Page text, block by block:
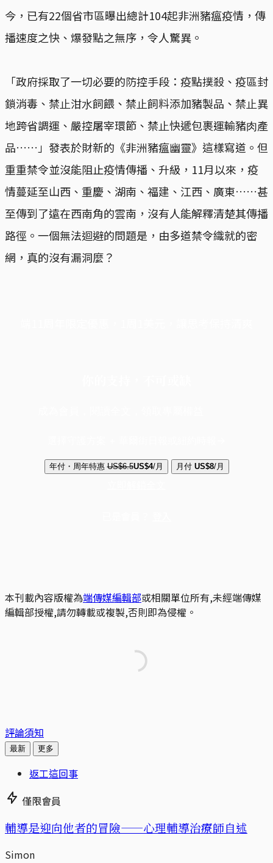
今，已有22個省市區曝出總計104起非洲豬瘟疫情，傳
播速度之快、爆發點之無序，令人驚異。
「政府採取了⼀切必要的防控⼿段：疫點撲殺、疫區封
鎖消毒、禁⽌泔⽔飼餵、禁⽌飼料添加豬製品、禁⽌異
地跨省調運、嚴控屠宰環節、禁⽌快遞包裹運輸豬⾁產
品……」發表於財新的《非洲豬瘟幽靈》這樣寫道。但
重重禁令並沒能阻止疫情傳播、升級，11月以來，疫
情蔓延至山西、重慶、湖南、福建、江西、廣東……甚
至傳到了遠在西南角的雲南，沒有人能解釋清楚其傳播
路徑。一個無法迴避的問題是，由多道禁令織就的密
網，真的沒有漏洞麼？
年付・周年特惠 US$6.5US$4/月 月付 US$8/月
本刊載內容版權為端傳媒編輯部或相關單位所有,未經端傳媒
編輯部授權,請勿轉載或複製,否則即為侵權。
評論須知
最新 更多
返工這回事
僅限會員
輔導是迎向他者的冒險——心理輔導治療師自述
Simon